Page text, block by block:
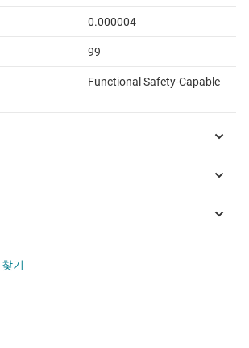
0.000004
99
Functional Safety-Capable
기